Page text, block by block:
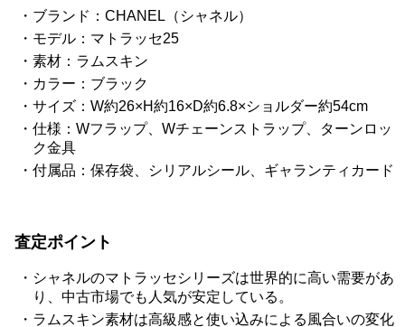
ブランド：CHANEL（シャネル）
モデル：マトラッセ25
素材：ラムスキン
カラー：ブラック
サイズ：W約26×H約16×D約6.8×ショルダー約54cm
仕様：Wフラップ、Wチェーンストラップ、ターンロッ
ク金具
付属品：保存袋、シリアルシール、ギャランティカード
査定ポイント
シャネルのマトラッセシリーズは世界的に高い需要があ
り、中古市場でも人気が安定している。
ラムスキン素材は高級感と使い込みによる風合いの変化